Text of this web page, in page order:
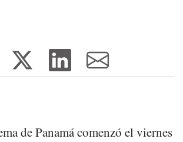
de Panamá comenzó el viernes